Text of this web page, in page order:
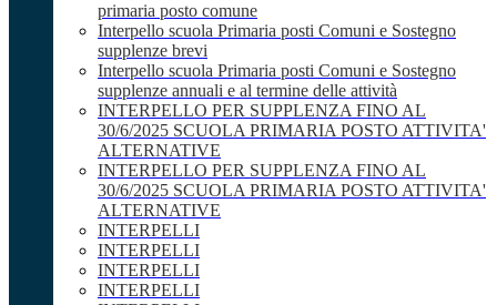
primaria posto comune
Interpello scuola Primaria posti Comuni e Sostegno
supplenze brevi
Interpello scuola Primaria posti Comuni e Sostegno
supplenze annuali e al termine delle attività
INTERPELLO PER SUPPLENZA FINO AL
30/6/2025 SCUOLA PRIMARIA POSTO ATTIVITA'
ALTERNATIVE
INTERPELLO PER SUPPLENZA FINO AL
30/6/2025 SCUOLA PRIMARIA POSTO ATTIVITA'
ALTERNATIVE
INTERPELLI
INTERPELLI
INTERPELLI
INTERPELLI